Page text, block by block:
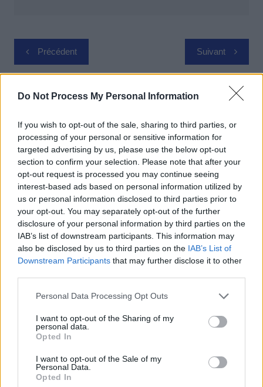
Do Not Process My Personal Information
If you wish to opt-out of the sale, sharing to third parties, or
processing of your personal or sensitive information for
targeted advertising by us, please use the below opt-out
section to confirm your selection. Please note that after your
opt-out request is processed you may continue seeing
interest-based ads based on personal information utilized by
us or personal information disclosed to third parties prior to
your opt-out. You may separately opt-out of the further
disclosure of your personal information by third parties on the
IAB’s list of downstream participants. This information may
also be disclosed by us to third parties on the IAB’s List of
Downstream Participants that may further disclose it to other
Personal Data Processing Opt Outs
I want to opt-out of the Sharing of my
personal data.
Opted In
I want to opt-out of the Sale of my
Personal Data.
Opted In
Navigation
de
Précédent Suivant
Actus Info
Elon Musk nuirait gravement à Tesla
Auto Pour Vous 5 août 2026